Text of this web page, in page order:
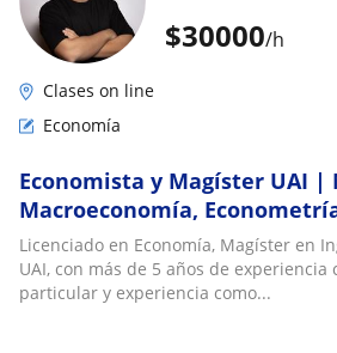
$30000/h
Clases on line
Economía
Economista y Magíster UAI |
Macroeconomía,
Financiero
Licenciado en Economía, Magíster en
UAI, con más de 5 años de experiencia
particular y experiencia como...